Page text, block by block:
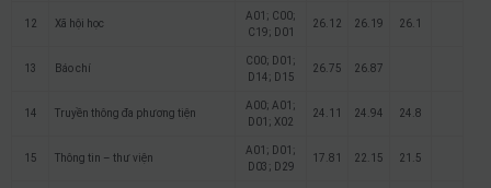
12 Xã hội học
A01; C00;
C19; D01
26.12 26.19 26.1
13 Báo chí
C00; D01;
D14; D15
26.75 26.87
14 Truyền thông đa phương tiện
A00; A01;
D01; X02
24.11 24.94 24.8
15 Thông tin – thư viện
A01; D01;
D03; D29
17.81 22.15 21.5